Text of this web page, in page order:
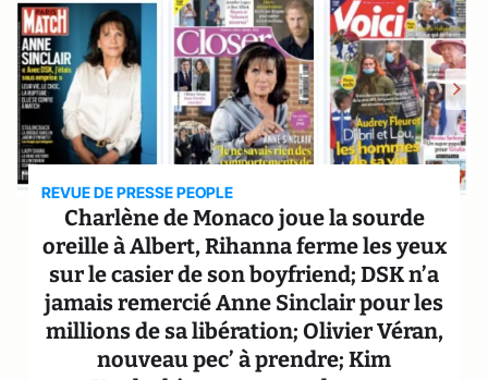
REVUE DE PRESSE PEOPLE
Charlène de Monaco joue la sourde
oreille à Albert, Rihanna ferme les yeux
sur le casier de son boyfriend; DSK n’a
jamais remercié Anne Sinclair pour les
millions de sa libération; Olivier Véran,
nouveau pec’ à prendre; Kim